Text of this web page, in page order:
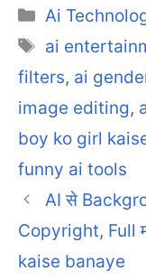
Categories
Ai
Tags
ai
filters, ai
image editing,
boy ko girl
funny ai tools
AI से
Copyright, Full
kaise banaye